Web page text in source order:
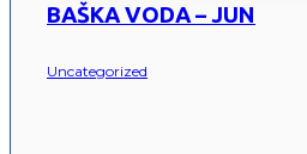
BAŠKA VODA – JUN
Uncategorized